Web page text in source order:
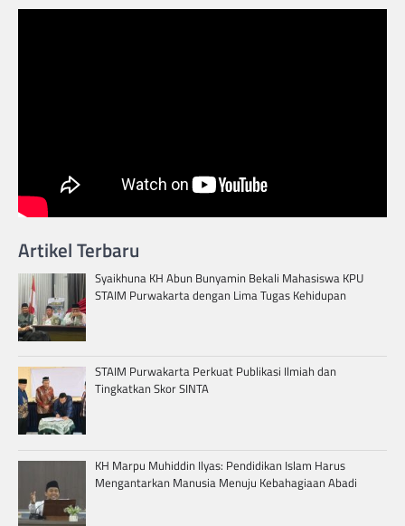
Artikel Terbaru
Syaikhuna KH Abun Bunyamin Bekali Mahasiswa KPU
STAIM Purwakarta dengan Lima Tugas Kehidupan
STAIM Purwakarta Perkuat Publikasi Ilmiah dan
Tingkatkan Skor SINTA
KH Marpu Muhiddin Ilyas: Pendidikan Islam Harus
Mengantarkan Manusia Menuju Kebahagiaan Abadi